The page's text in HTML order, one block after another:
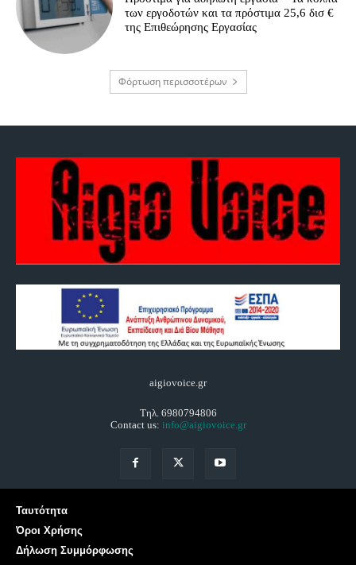
των εργοδοτών και τα πρόστιμα 25,6 δισ €
της Επιθεώρησης Εργασίας
Φόρτωση περισσοτέρων
aigiovoice.gr
Τηλ. 6980794806
Contact us: info@aigiovoice.gr
Ταυτότητα
Όροι Χρήσης
Δήλωση Συμμόρφωσης